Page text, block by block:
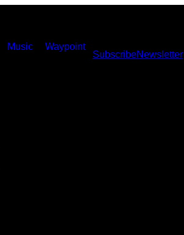
Music
Waypoint
SubscribeNewsletter